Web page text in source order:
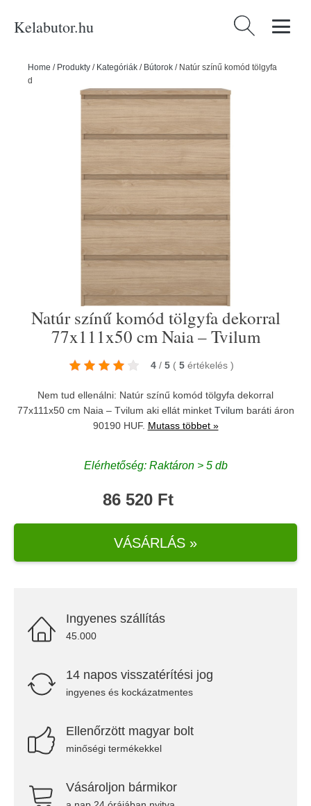
Kelabutor.hu Keresés:
Home / Produkty / Kategóriák / Bútorok / Natúr színű komód tölgyfa
dekorral 77x111x50 cm Naia – Tvilum
Natúr színű komód tölgyfa dekorral
77x111x50 cm Naia – Tvilum
4 / 5 ( 5 értékelés )
Nem tud ellenálni: Natúr színű komód tölgyfa dekorral
77x111x50 cm Naia – Tvilum aki ellát minket Tvilum baráti áron
90190 HUF. Mutass többet »
Elérhetőség: Raktáron > 5 db
86 520 Ft
VÁSÁRLÁS »
Ingyenes szállítás
45.000
14 napos visszatérítési jog
ingyenes és kockázatmentes
Ellenőrzött magyar bolt
minőségi termékekkel
Vásároljon bármikor